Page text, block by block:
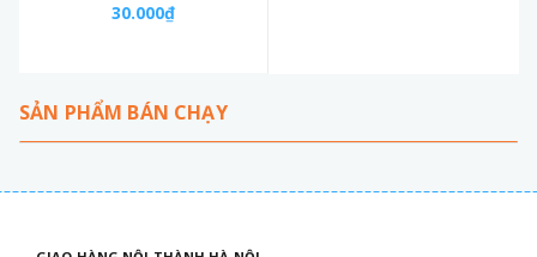
30.000₫
SẢN PHẨM BÁN CHẠY